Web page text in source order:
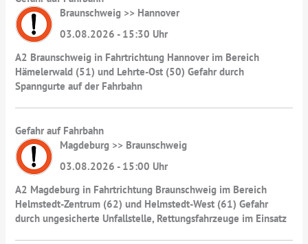
Braunschweig >> Hannover
03.08.2026 - 15:30 Uhr
A2 Braunschweig in Fahrtrichtung Hannover im Bereich
Hämelerwald (51) und Lehrte-Ost (50) Gefahr durch
Spanngurte auf der Fahrbahn
Gefahr auf Fahrbahn
Magdeburg >> Braunschweig
03.08.2026 - 15:00 Uhr
A2 Magdeburg in Fahrtrichtung Braunschweig im Bereich
Helmstedt-Zentrum (62) und Helmstedt-West (61) Gefahr
durch ungesicherte Unfallstelle, Rettungsfahrzeuge im Einsatz